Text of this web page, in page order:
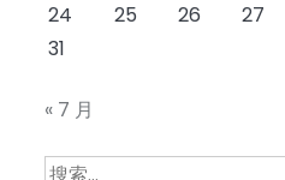
24
25 26 27
31
« 7 月
搜